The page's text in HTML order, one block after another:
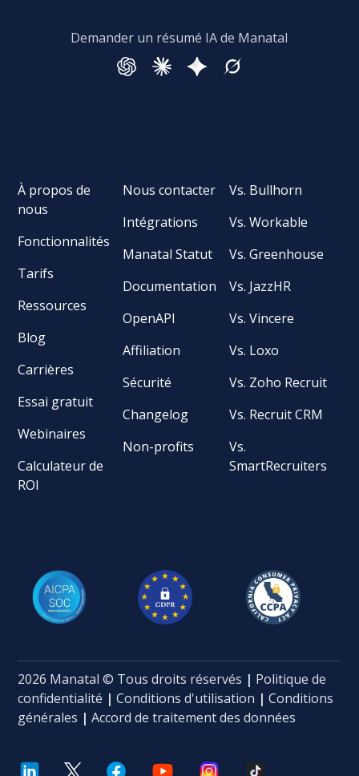
Demander un résumé IA de Manatal
À propos de
nous
Fonctionnalités
Tarifs
Ressources
Blog
Carrières
Essai gratuit
Webinaires
Calculateur de
ROI
Nous contacter
Intégrations
Manatal Statut
Documentation
OpenAPI
Affiliation
Sécurité
Changelog
Non-profits
Vs. Bullhorn
Vs. Workable
Vs. Greenhouse
Vs. JazzHR
Vs. Vincere
Vs. Loxo
Vs. Zoho Recruit
Vs. Recruit CRM
Vs.
SmartRecruiters
2026 Manatal © Tous droits réservés | Politique de
confidentialité |Conditions d'utilisation | Conditions
générales | Accord de traitement des données